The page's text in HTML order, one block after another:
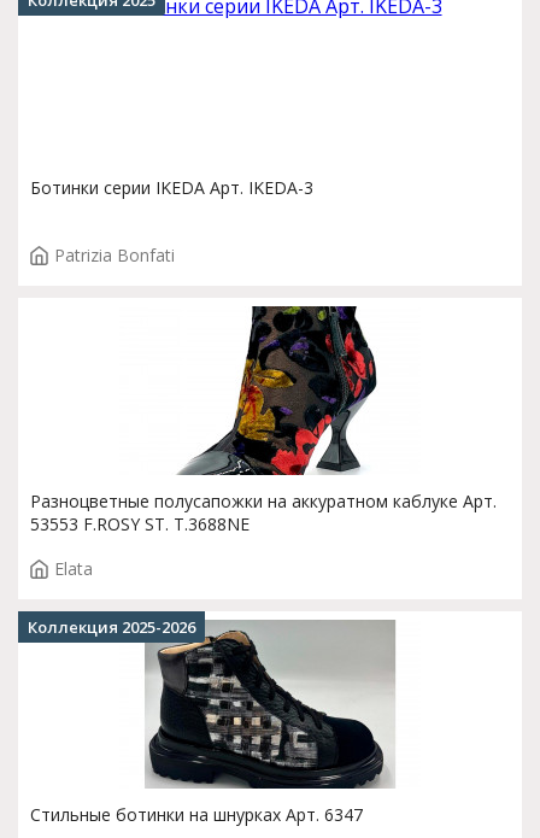
Ботинки серии IKEDA Арт. IKEDA-3
Patrizia Bonfati
Разноцветные полусапожки на аккуратном каблуке Арт.
53553 F.ROSY ST. T.3688NE
Elata
Стильные ботинки на шнурках Арт. 6347
Коллекция 2025-2026